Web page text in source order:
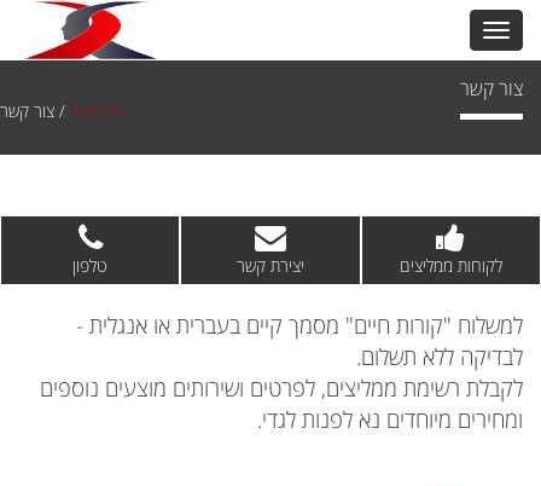
צור קשר
דף הבית / צור קשר
לקוחות ממליצים יצירת קשר טלפון
למשלוח "קורות חיים" מסמך קיים בעברית או אנגלית -
לבדיקה ללא תשלום.
לקבלת רשימת ממליצים, לפרטים ושירותים מוצעים נוספים
ומחירים מיוחדים נא לפנות לגדי.